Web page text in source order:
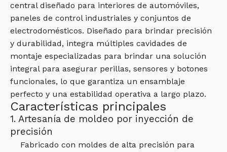
central diseñado para interiores de automóviles,
paneles de control industriales y conjuntos de
electrodomésticos. Diseñado para brindar precisión
y durabilidad, integra múltiples cavidades de
montaje especializadas para brindar una solución
integral para asegurar perillas, sensores y botones
funcionales, lo que garantiza un ensamblaje
perfecto y una estabilidad operativa a largo plazo.
Características principales
1. Artesanía de moldeo por inyección de
precisión
Fabricado con moldes de alta precisión para